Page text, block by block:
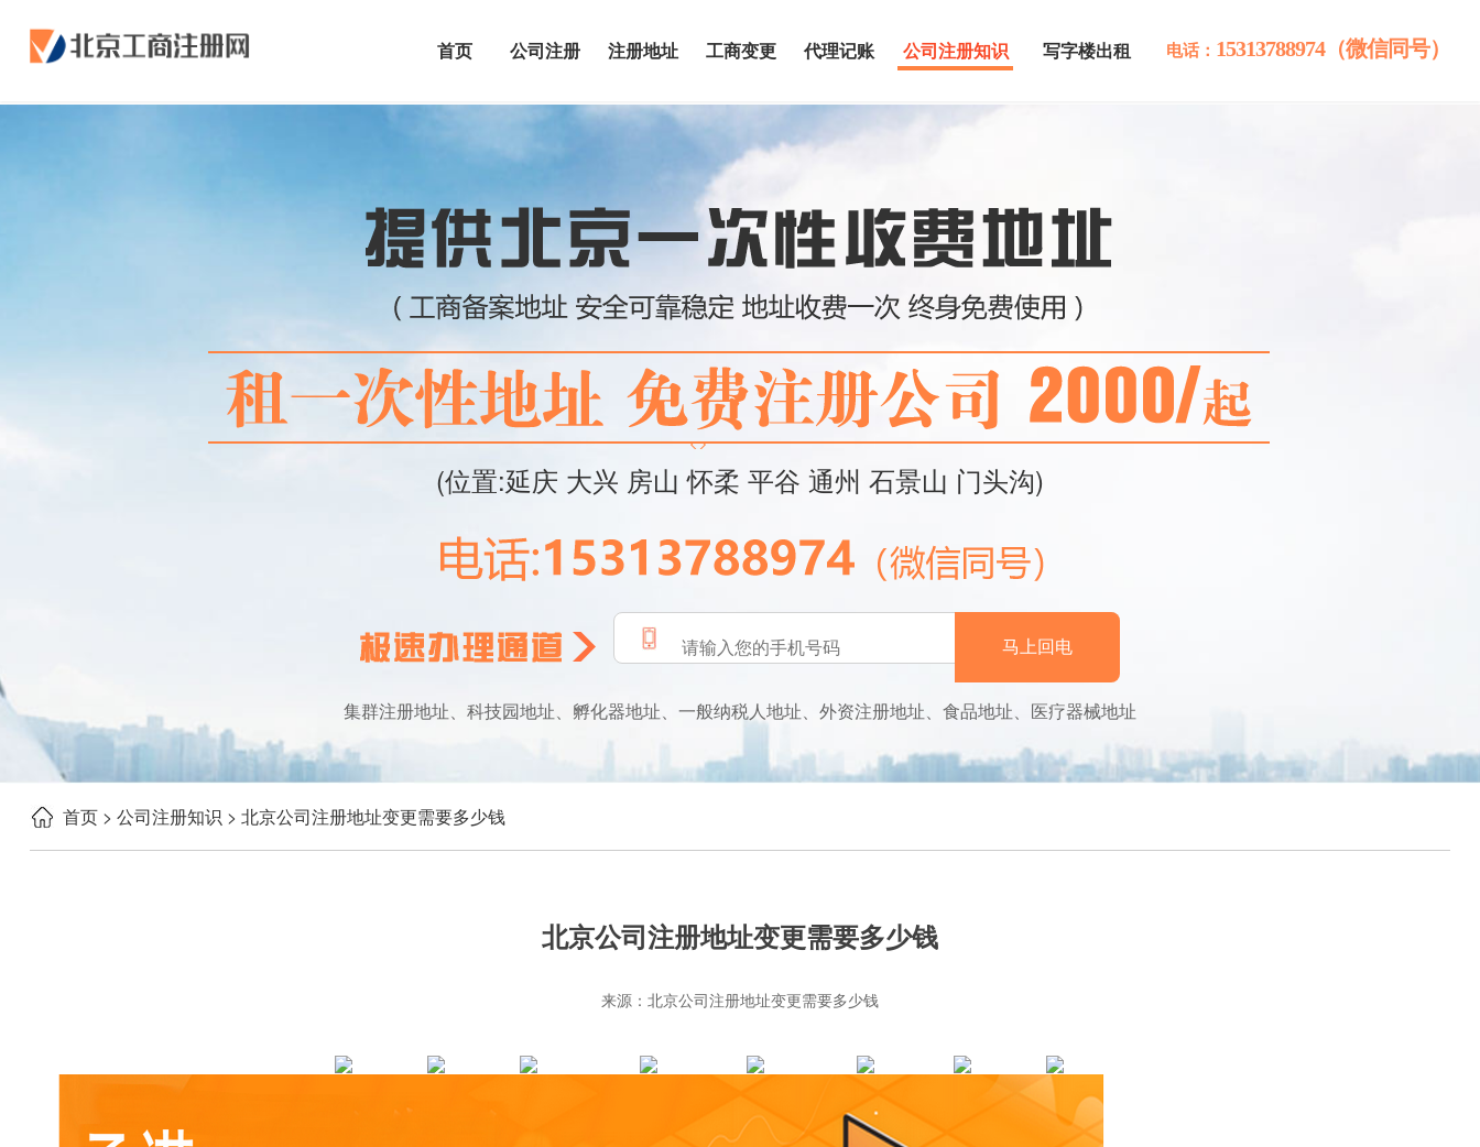
电话： 15313788974（微信同号）
首页 公司注册 注册地址 工商变更 代理记账 公司注册知识 写字楼出租
(位置:延庆 大兴 房山 怀柔 平谷 通州 石景山 门头沟)
马上回电
集群注册地址、科技园地址、孵化器地址、一般纳税人地址、外资注册地址、食品地址、医疗器械地址
首页 > 公司注册知识 > 北京公司注册地址变更需要多少钱
北京公司注册地址变更需要多少钱
来源：北京公司注册地址变更需要多少钱